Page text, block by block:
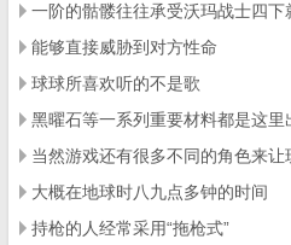
一阶的骷髅往往承受沃玛战士四下
能够直接威胁到对方性命
球球所喜欢听的不是歌
黑曜石等一系列重要材料都是这里
当然游戏还有很多不同的角色来让
大概在地球时八九点多钟的时间
持枪的人经常采用“拖枪式”